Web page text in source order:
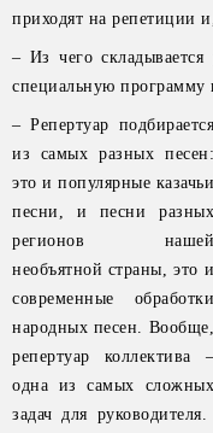
приходят на репетиции
– Из чего складывается
специальную программу
– Репертуар подбирается
из самых разных песен:
это и популярные казачьи
песни, и песни разных
регионов нашей
необъятной страны, это и
современные обработки
народных песен. Вообще,
репертуар коллектива –
одна из самых сложных
задач для